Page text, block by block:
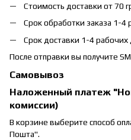
Стоимость доставки от 70
Срок обработки заказа 1-4
Срок доставки 1-4 рабочих
После отправки вы получите
Самовывоз
Наложенный платеж
комиссии)
В корзине выберите способ
Пошта".